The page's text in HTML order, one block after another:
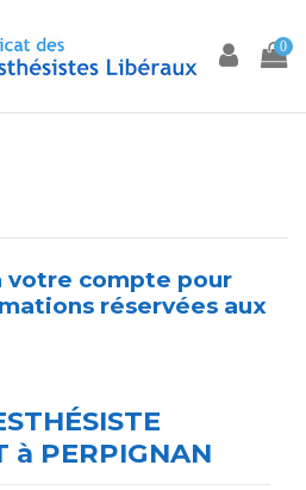
0
votre compte pour
réservées aux
à PERPIGNAN